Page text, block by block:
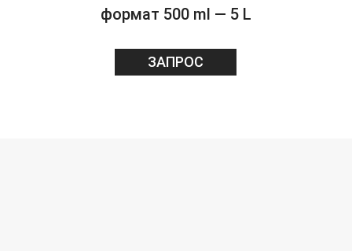
формат 500 ml — 5 L
ЗАПРОС